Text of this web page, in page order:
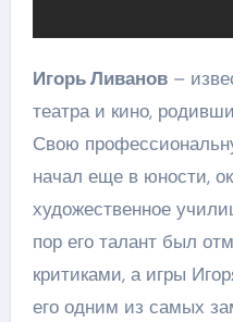
Игорь Ливанов–
театра и кино,
Свою
начал еще в юности,
художественное
пор его талант был
критиками, а игры
его одним из самых